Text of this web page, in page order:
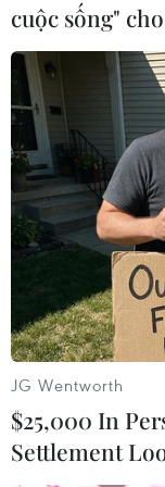
trấn áp
người chống
một số nước
và Bahrain).
Nhưng trong
ương các nước
đi lên của lạm
đã tăng lãi
quốc gia
mớiđây nhất
suất để kiềm
tìm đến vàng
bị giảm sút,
hãm lại.
cuộc sống"
JG Wentworth
$25,000 In
Settlement